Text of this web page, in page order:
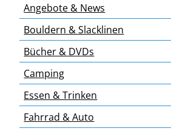
Angebote & News
Bouldern & Slacklinen
Bücher & DVDs
Camping
Essen & Trinken
Fahrrad & Auto